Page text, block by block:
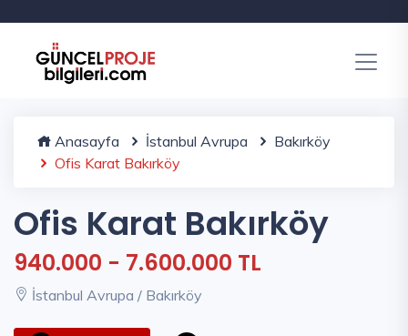
Anasayfa İstanbul Avrupa
Bakırköy
Ofis Karat Bakırköy
Ofis Karat Bakırköy
940.000 - 7.600.000 TL
İstanbul Avrupa / Bakırköy